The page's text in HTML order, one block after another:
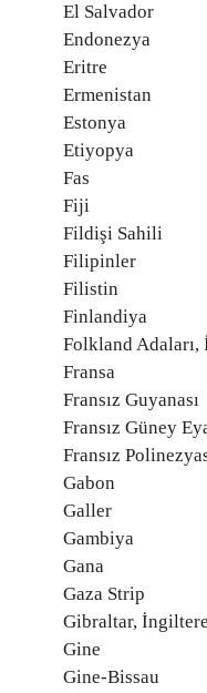
El Salvador
Endonezya
Eritre
Ermenistan
Estonya
Etiyopya
Fas
Fiji
Fildişi Sahili
Filipinler
Filistin
Finlandiya
Folkland Adaları,
Fransa
Fransız Guyanası
Fransız Güney
Fransız
Gabon
Galler
Gambiya
Gana
Gaza Strip
Gibraltar, İngiltere
Gine
Gine-Bissau